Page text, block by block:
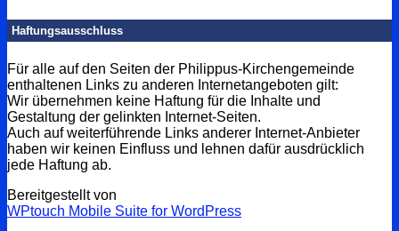
Haftungsausschluss
Für alle auf den Seiten der Philippus-Kirchengemeinde
enthaltenen Links zu anderen Internetangeboten gilt:
Wir übernehmen keine Haftung für die Inhalte und
Gestaltung der gelinkten Internet-Seiten.
Auch auf weiterführende Links anderer Internet-Anbieter
haben wir keinen Einfluss und lehnen dafür ausdrücklich
jede Haftung ab.
Bereitgestellt von
WPtouch Mobile Suite for WordPress